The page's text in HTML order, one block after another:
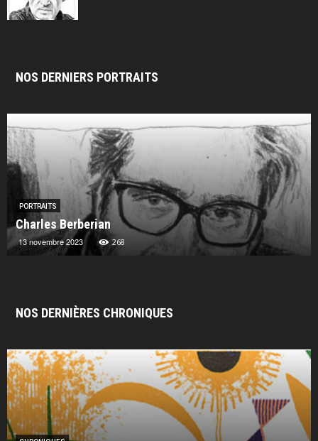
NOS DERNIERS PORTRAITS
PORTRAITS
Charles Berberian
13 novembre 2023 268
NOS DERNIÈRES CHRONIQUES